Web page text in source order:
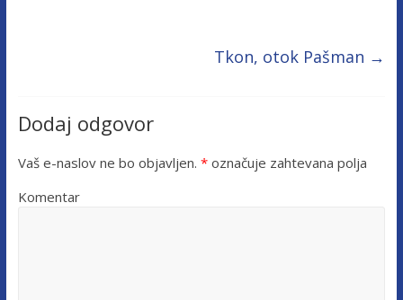
Tkon, otok Pašman →
Dodaj odgovor
Vaš e-naslov ne bo objavljen. *označuje zahtevana polja
Komentar